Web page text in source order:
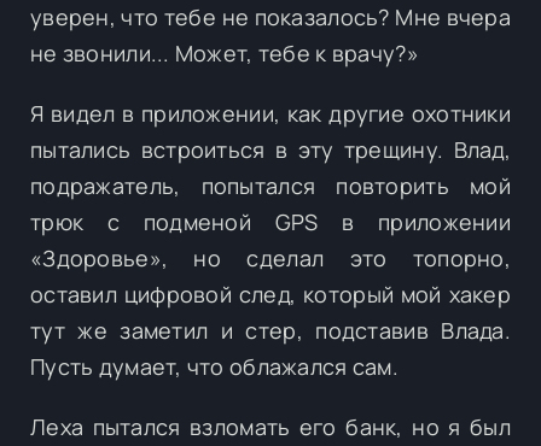
уверен, что тебе не показалось? Мне вчера
не звонили... Может, тебе к врачу?»
Я видел в приложении, как другие охотники
пытались встроиться в эту трещину. Влад,
подражатель, попытался повторить мой
трюк с подменой GPS в приложении
«Здоровье», но сделал это топорно,
оставил цифровой след, который мой хакер
тут же заметил и стер, подставив Влада.
Пусть думает, что облажался сам.
Леха пытался взломать его банк, но я был